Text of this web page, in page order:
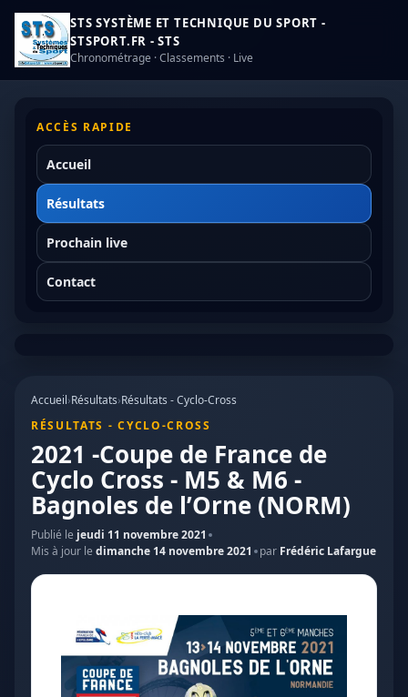
STS SYSTÈME ET TECHNIQUE DU SPORT -
STSPORT.FR - STS
Chronométrage · Classements · Live
ACCÈS RAPIDE
Accueil
Résultats
Prochain live
Contact
Accueil›Résultats›Résultats - Cyclo-Cross
RÉSULTATS - CYCLO-CROSS
2021 -Coupe de France de
Cyclo Cross - M5 & M6 -
Bagnoles de l’Orne (NORM)
Publié le jeudi 11 novembre 2021
Mis à jour le dimanche 14 novembre 2021 par Frédéric Lafargue